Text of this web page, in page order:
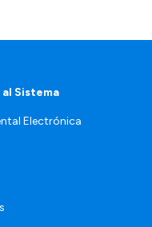
Sistema
Electrónica